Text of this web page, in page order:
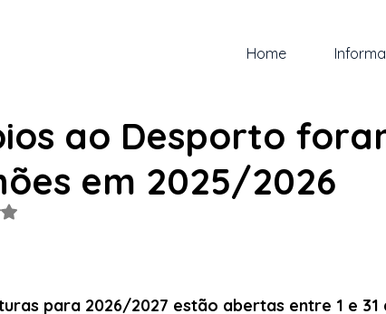
Home
ao Desporto
em 2025/2026
com NaN de 5 estrelas.
para 2026/2027 estão abertas entre 1 e 31